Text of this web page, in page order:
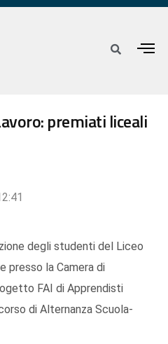
premiati liceali
degli studenti del Liceo
presso la Camera di
FAI di Apprendisti
di Alternanza Scuola-